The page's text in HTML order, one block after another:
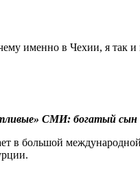
именно в Чехии, я так
СМИ: богатый
в большой